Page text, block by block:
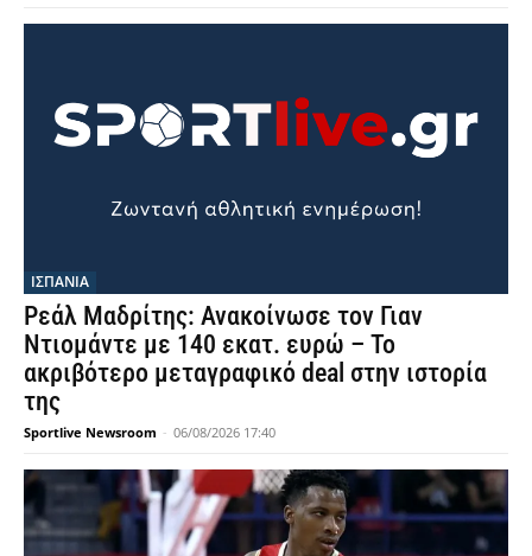
ΙΣΠΑΝΙΑ
Ρεάλ Μαδρίτης: Ανακοίνωσε τον Γιαν
Ντιομάντε με 140 εκατ. ευρώ – Το
ακριβότερο μεταγραφικό deal στην ιστορία
της
Sportlive Newsroom - 06/08/2026 17:40